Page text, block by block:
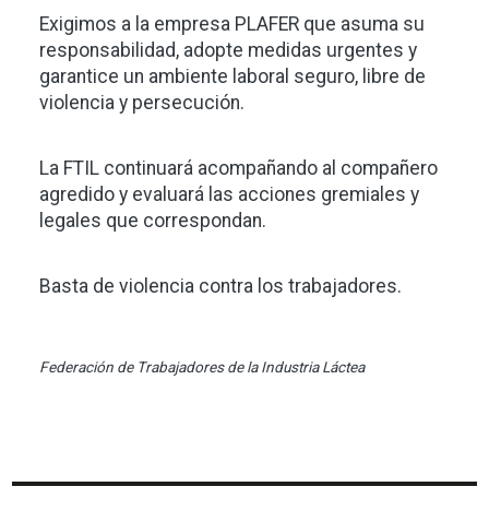
Exigimos a la empresa PLAFER que asuma su
responsabilidad, adopte medidas urgentes y
garantice un ambiente laboral seguro, libre de
violencia y persecución.
La FTIL continuará acompañando al compañero
agredido y evaluará las acciones gremiales y
legales que correspondan.
Basta de violencia contra los trabajadores.
Federación de Trabajadores de la Industria Láctea